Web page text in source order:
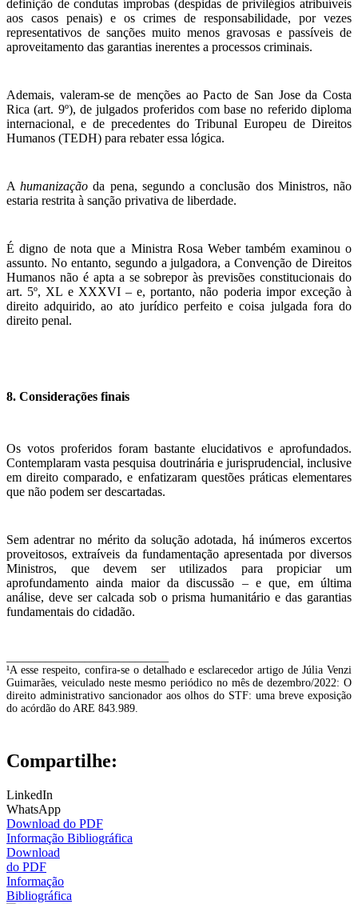
definição de condutas ímprobas (despidas de privilégios atribuíveis
aos casos penais) e os crimes de responsabilidade, por vezes
representativos de sanções muito menos gravosas e passíveis de
aproveitamento das garantias inerentes a processos criminais.
Ademais, valeram-se de menções ao Pacto de San Jose da Costa
Rica (art. 9º), de julgados proferidos com base no referido diploma
internacional, e de precedentes do Tribunal Europeu de Direitos
Humanos (TEDH) para rebater essa lógica.
Ahumanização da pena, segundo a conclusão dos Ministros, não
estaria restrita à sanção privativa de liberdade.
É digno de nota que a Ministra Rosa Weber também examinou o
assunto. No entanto, segundo a julgadora, a Convenção de Direitos
Humanos não é apta a se sobrepor às previsões constitucionais do
art. 5º, XL e XXXVI – e, portanto, não poderia impor exceção à
direito adquirido, ao ato jurídico perfeito e coisa julgada fora do
direito penal.
8. Considerações finais
Os votos proferidos foram bastante elucidativos e aprofundados.
Contemplaram vasta pesquisa doutrinária e jurisprudencial, inclusive
em direito comparado, e enfatizaram questões práticas elementares
que não podem ser descartadas.
Sem adentrar no mérito da solução adotada, há inúmeros excertos
proveitosos, extraíveis da fundamentação apresentada por diversos
Ministros, que devem ser utilizados para propiciar um
aprofundamento ainda maior da discussão – e que, em última
análise, deve ser calcada sob o prisma humanitário e das garantias
fundamentais do cidadão.
¹A esse respeito, confira-se o detalhado e esclarecedor artigo de Júlia Venzi
Guimarães, veiculado neste mesmo periódico no mês de dezembro/2022: O
direito administrativo sancionador aos olhos do STF: uma breve exposição
do acórdão do ARE 843.989.
Compartilhe:
LinkedIn
WhatsApp
Download do PDF
Informação Bibliográfica
Download
do PDF
Informação
Bibliográfica